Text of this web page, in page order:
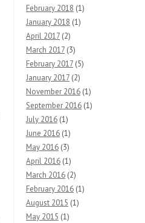
February 2018 (1)
January 2018 (1)
April 2017 (2)
March 2017 (3)
February 2017 (5)
January 2017 (2)
November 2016 (1)
September 2016 (1)
July 2016 (1)
June 2016 (1)
May 2016 (3)
April 2016 (1)
March 2016 (2)
February 2016 (1)
August 2015 (1)
May 2015 (1)